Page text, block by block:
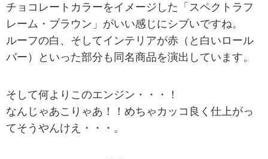
チョコレートカラーをイメージした「スペクトラフ
レーム・ブラウン」がいい感じにシブいですね。
ルーフの白、そしてインテリアが赤（と白いロール
バー）といった部分も同名商品を演出しています。
そして何よりこのエンジン・・・！
なんじゃあこりゃあ！！めちゃカッコ良く仕上がっ
てそうやんけえ・・・。